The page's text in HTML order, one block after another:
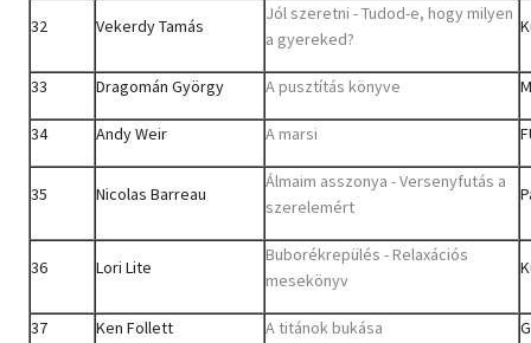
32 Vekerdy Tamás
Jól szeretni - Tudod-e, hogy milyen
a gyereked?
33 Dragomán György A pusztítás könyve
34 Andy Weir A marsi
35 Nicolas Barreau
Álmaim asszonya - Versenyfutás a
szerelemért
36 Lori Lite
Buborékrepülés - Relaxációs
mesekönyv
37 Ken Follett A titánok bukása